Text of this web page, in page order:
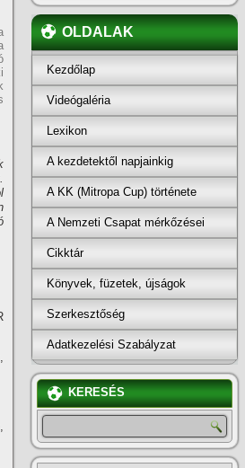
OLDALAK
Kezdőlap
Videógaléria
Lexikon
A kezdetektől napjainkig
A KK (Mitropa Cup) története
A Nemzeti Csapat mérkőzései
Cikktár
Könyvek, füzetek, újságok
Szerkesztőség
Adatkezelési Szabályzat
KERESÉS